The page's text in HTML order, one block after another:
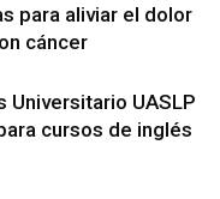
para aliviar el dolor
cáncer
Universitario UASLP
cursos de inglés